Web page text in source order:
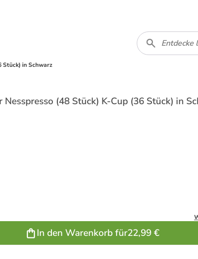
Stück) in Schwarz
(48 Stück) K-Cup (36 Stück) in
In den Warenkorb für22,99 €